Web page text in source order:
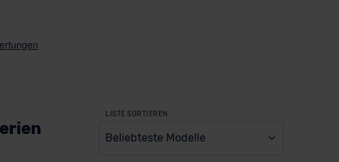
LISTE SORTIEREN
Beliebteste Modelle